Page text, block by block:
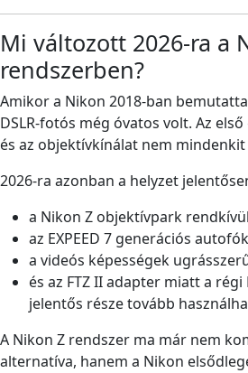
Mi változott 2026-ra a
rendszerben?
Amikor a Nikon 2018-ban
DSLR-fotós még óvatos volt. Az
és az objektívkínálat nem
2026-ra azonban a helyzet
a Nikon Z objektívpark
az EXPEED 7 generációs
a videós képességek
és az FTZ II adapter miatt a
jelentős része tovább
A Nikon Z rendszer ma már nem
alternatíva, hanem a Nikon